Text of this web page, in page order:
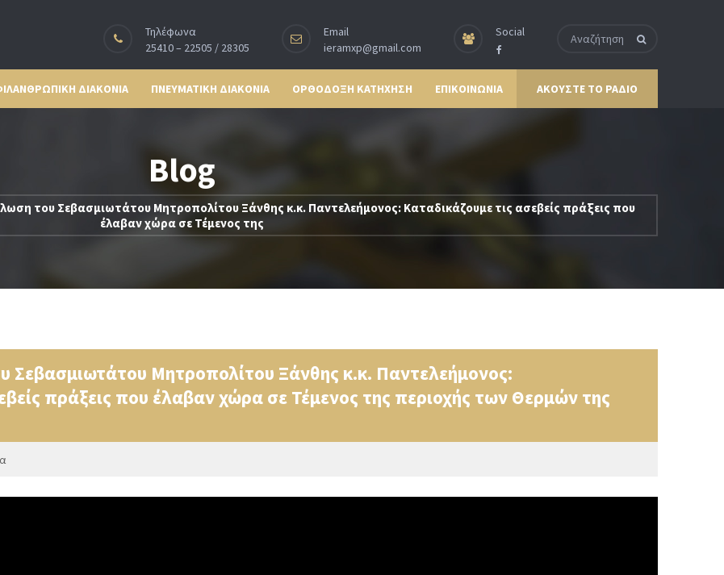
Τηλέφωνα
25410 – 22505 / 28305
Email
ieramxp@gmail.com
Social
ΔΙΑΚΟΝΙΑ ΠΝΕΥΜΑΤΙΚΗ ΔΙΑΚΟΝΙΑ ΟΡΘΟΔΟΞΗ ΚΑΤΗΧΗΣΗ ΕΠΙΚΟΙΝΩΝΙΑ ΑΚΟΥΣΤΕ ΤΟ ΡΑΔΙΟ
Blog
του Σεβασμιωτάτου Μητροπολίτου Ξάνθης κ.κ. Παντελεήμονος: Καταδικάζουμε τις ασεβείς πράξεις που
έλαβαν χώρα σε Τέμενος της
Σεβασμιωτάτου Μητροπολίτου Ξάνθης κ.κ. Παντελεήμονος:
πράξεις που έλαβαν χώρα σε Τέμενος της περιοχής των Θερμών της